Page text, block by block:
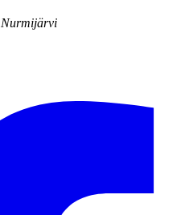
Nurmijärvi